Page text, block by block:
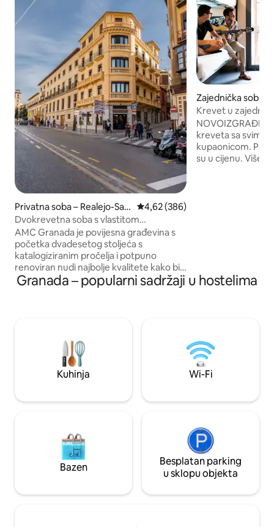
Privatna soba – Realejo-San
Matías
Prosječna ocjena: 4,62/5,
4,62 (386)
Dvokrevetna soba s vlastitom
kupaonicom, u središtu grada
AMC Granada je povijesna građevina s
početka dvadesetog stoljeća s
katalogiziranim pročelja i potpuno
renoviran nudi najbolje kvalitete kako bi
se osiguralo nezaboravan boravak u
gradu Alhambra. Njegova strateška
klimatizaciju, flat TV, itd. Parkiralište se
može rezervirati u hotelu Monjas del
Carmen, cijena 22 € po noći
Zajednička soba –
n Matías
Krevet u
privatna
NOVOIZGRAĐENI
kreveta sa svim
kupaonicom.
su u cijenu. Više od 45 m2 zajedničkih
Granada – popularni sadržaji u hostelima
Kuhinja Wi-Fi
Bazen
Besplatan parking
u sklopu objekta